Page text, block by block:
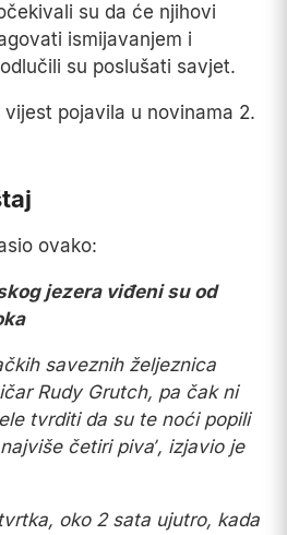
su da će njihovi
ismijavanjem i
su poslušati savjet.
pojavila u novinama 2.
ovako:
jezera viđeni su od
saveznih željeznica
Rudy Grutch, pa čak ni
tvrditi da su te noći popili
četiri piva’, izjavio je
oko 2 sata ujutro, kada